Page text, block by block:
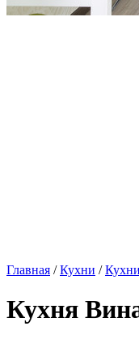
Главная /Кухни /
Кухня